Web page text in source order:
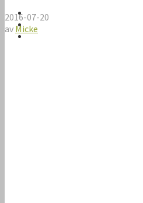
Första sidan
Om Semper Miles
Kontakt
2016-07-20
av Micke